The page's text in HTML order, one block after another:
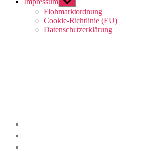
Impressum Untermenü
anzeigen
Flohmarktordnung
Cookie-Richtlinie (EU)
Datenschutzerklärung